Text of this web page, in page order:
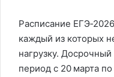
Расписание
каждый из которых
нагрузку.
период с 20 марта